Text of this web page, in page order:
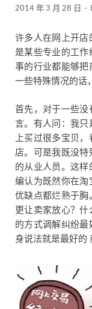
2014 年 3 月 28 日 -
许多人在网上开店
是某些专业的工作
事的行业都能够把
一些特殊情况的话
首先，对于一些没
言。有人问：我只
上买过很多宝贝
店。可是我既没特
的从业人员。这
编认为既然你在淘
优缺点都烂熟于胸
更让卖家放心？
的方式调解纠纷
身说法就是最好的